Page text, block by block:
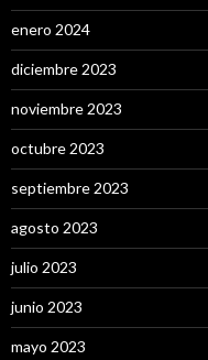
enero 2024
diciembre 2023
noviembre 2023
octubre 2023
septiembre 2023
agosto 2023
julio 2023
junio 2023
mayo 2023